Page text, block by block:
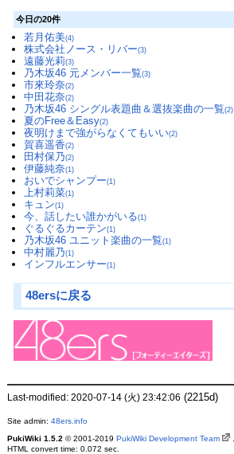
今日の20件
若月佑美(4)
株式会社ノース・リバー(3)
遠藤光莉(3)
乃木坂46 元メンバー一覧(3)
市來玲奈(2)
中田花奈(2)
乃木坂46 シングル表題曲＆選抜楽曲の一覧(2)
夏のFree＆Easy(2)
夜明けまで強がらなくてもいい(2)
賀喜遥香(2)
田村保乃(2)
伊藤純奈(1)
おいでシャンプー(1)
上村莉菜(1)
キュン(1)
今、話したい誰かがいる(1)
ぐるぐるカーテン(1)
乃木坂46 ユニット楽曲の一覧(1)
中村麗乃(1)
インフルエンサー(1)
48ersに戻る
Last-modified: 2020-07-14 (火) 23:42:06 (2215d)
Site admin: 48ers.info
PukiWiki 1.5.2 © 2001-2019 PukiWiki Development Team
HTML convert time: 0.072 sec.